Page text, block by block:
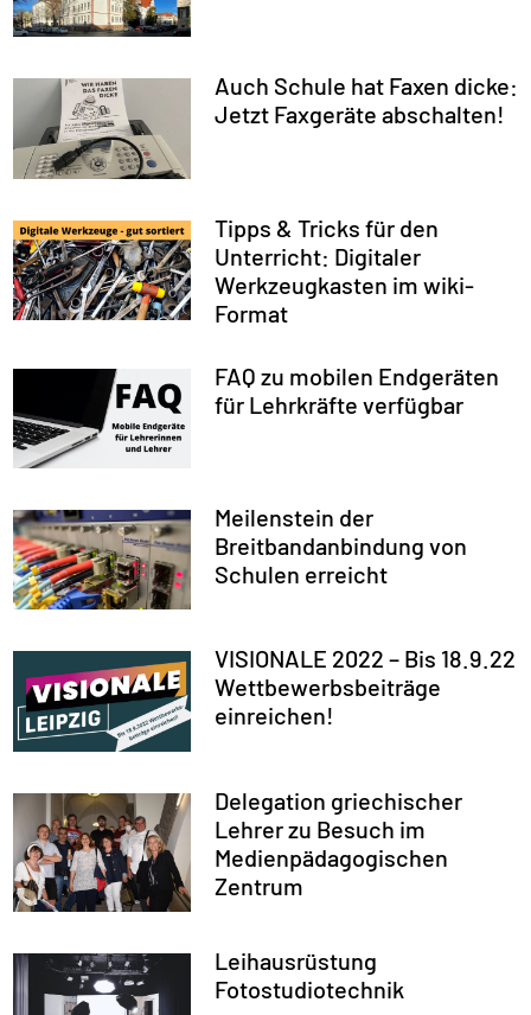
Auch Schule hat Faxen dicke:
Jetzt Faxgeräte abschalten!
Tipps & Tricks für den
Unterricht: Digitaler
Werkzeugkasten im wiki-
Format
FAQ zu mobilen Endgeräten
für Lehrkräfte verfügbar
Meilenstein der
Breitbandanbindung von
Schulen erreicht
VISIONALE 2022 – Bis 18.9.22
Wettbewerbsbeiträge
einreichen!
Delegation griechischer
Lehrer zu Besuch im
Medienpädagogischen
Zentrum
Leihausrüstung
Fotostudiotechnik